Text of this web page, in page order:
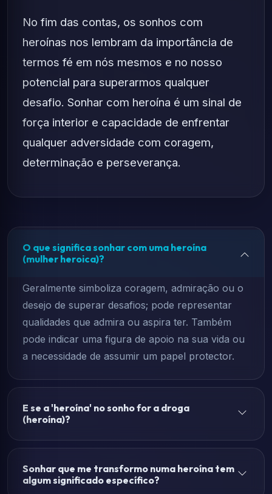
No fim das contas, os sonhos com
heroínas nos lembram da importância de
termos fé em nós mesmos e no nosso
potencial para superarmos qualquer
desafio. Sonhar com heroína é um sinal de
força interior e capacidade de enfrentar
qualquer adversidade com coragem,
determinação e perseverança.
O que significa sonhar com uma heroína
(mulher heroica)?
Geralmente simboliza coragem, admiração ou o
desejo de superar desafios; pode representar
qualidades que admira ou aspira ter. Também
pode indicar uma figura de apoio na sua vida ou
a necessidade de assumir um papel protector.
E se a 'heroína' no sonho for a droga
(heroína)?
Sonhar que me transformo numa heroína tem
algum significado específico?